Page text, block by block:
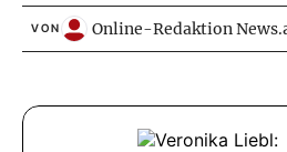
VON Online-Redaktion